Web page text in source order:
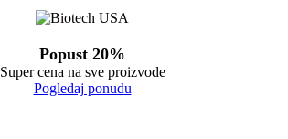
Popust 20%
Super cena na sve proizvode
Pogledaj ponudu